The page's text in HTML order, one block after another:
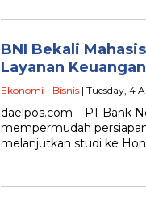
BNI Bekali
Layanan
Ekonomi - Bisnis | Tuesday, 4
daelpos.com – PT Bank
mempermudah
melanjutkan studi ke